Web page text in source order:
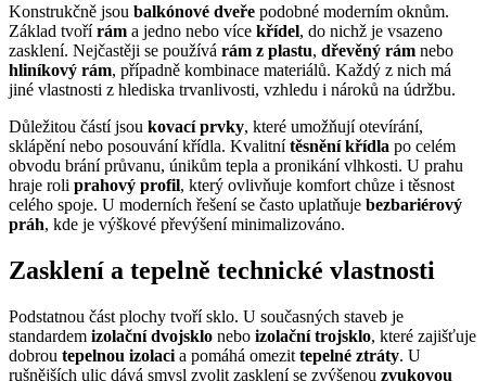
Konstrukčně jsou balkónové dveře podobné moderním oknům.
Základ tvořírám a jedno nebo více křídel, do nichž je vsazeno
zasklení. Nejčastěji se používá rám z plastu, dřevěný rám nebo
hliníkový rám, případně kombinace materiálů. Každý z nich má
jiné vlastnosti z hlediska trvanlivosti, vzhledu i nároků na údržbu.
Důležitou částí jsou kovací prvky, které umožňují otevírání,
sklápění nebo posouvání křídla. Kvalitnítěsnění křídla po celém
obvodu brání průvanu, únikům tepla a pronikání vlhkosti. U prahu
hraje roli prahový profil, který ovlivňuje komfort chůze i těsnost
celého spoje. U moderních řešení se často uplatňuje bezbariérový
práh, kde je výškové převýšení minimalizováno.
Zasklení a tepelně technické vlastnosti
Podstatnou část plochy tvoří sklo. U současných staveb je
standardem izolační dvojsklo nebo izolační trojsklo, které zajišťuje
dobrou tepelnou izolaci a pomáhá omezit tepelné ztráty. U
rušnějších ulic dává smysl zvolit zasklení se zvýšenou zvukovou